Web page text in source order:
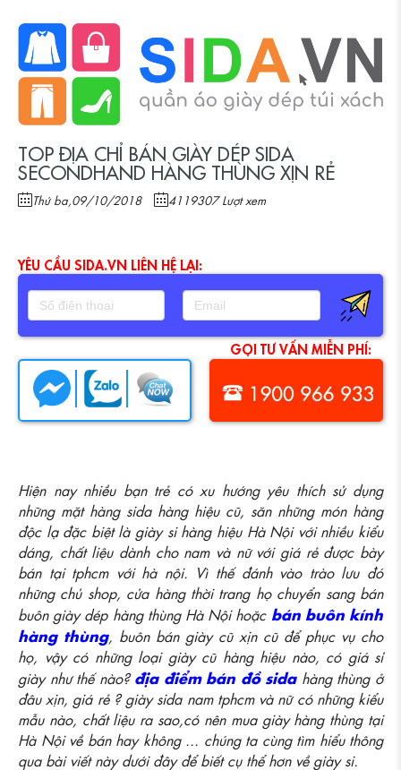
TOP ĐỊA CHỈ BÁN GIÀY DÉP SIDA
SECONDHAND HÀNG THÙNG XỊN RẺ
Thứ ba,09/10/2018 4119307 Lượt xem
Hiện nay nhiều bạn trẻ có xu hướng yêu thích sử dụng
những mặt hàng sida hàng hiệu cũ, săn những món hàng
độc lạ đặc biệt là giày si hàng hiệu Hà Nội với nhiều kiểu
dáng, chất liệu dành cho nam và nữ với giá rẻ được bày
bán tại tphcm với hà nội. Vì thế đánh vào trào lưu đó
những chủ shop, cửa hàng thời trang họ chuyển sang bán
buôn giày dép hàng thùng Hà Nội hoặc bán buôn kính
hàng thùng, buôn bán giày cũ xịn cũ để phục vụ cho
họ, vậy có những loại giày cũ hàng hiệu nào, có giá sỉ
giày như thế nào?địa điểm bán đồ sidahàng thùng ở
đâu xịn, giá rẻ ? giày sida nam tphcm và nữ có những kiểu
mẫu nào, chất liệu ra sao,có nên mua giày hàng thùng tại
Hà Nội về bán hay không ... chúng ta cùng tìm hiểu thông
qua bài viết này dưới đây để biết cụ thể hơn về giày si.